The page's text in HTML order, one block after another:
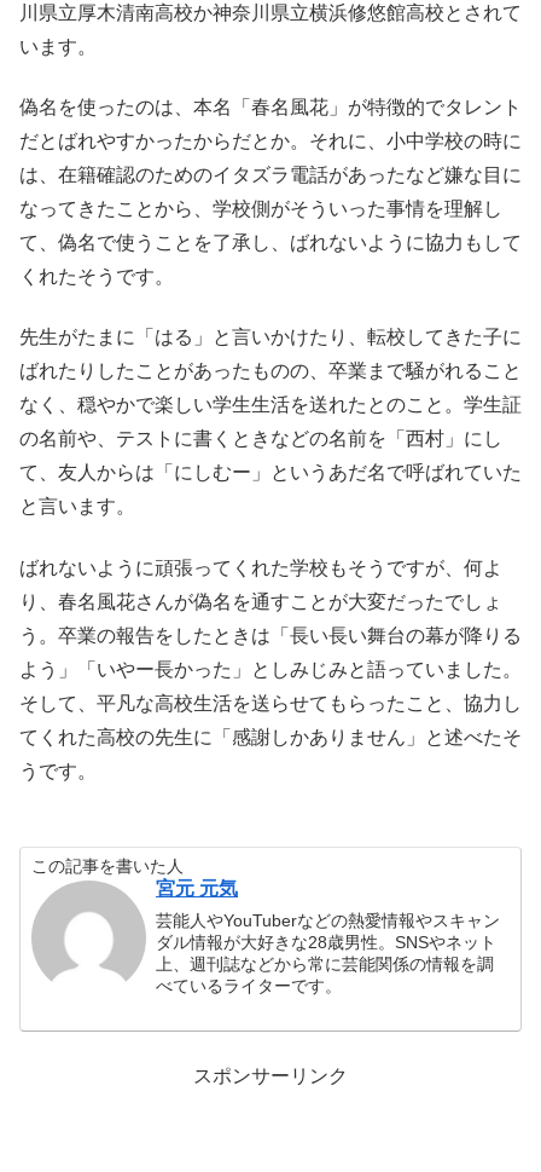
川県立厚木清南高校か神奈川県立横浜修悠館高校とされて
います。
偽名を使ったのは、本名「春名風花」が特徴的でタレント
だとばれやすかったからだとか。それに、小中学校の時に
は、在籍確認のためのイタズラ電話があったなど嫌な目に
なってきたことから、学校側がそういった事情を理解し
て、偽名で使うことを了承し、ばれないように協力もして
くれたそうです。
先生がたまに「はる」と言いかけたり、転校してきた子に
ばれたりしたことがあったものの、卒業まで騒がれること
なく、穏やかで楽しい学生生活を送れたとのこと。学生証
の名前や、テストに書くときなどの名前を「西村」にし
て、友人からは「にしむー」というあだ名で呼ばれていた
と言います。
ばれないように頑張ってくれた学校もそうですが、何よ
り、春名風花さんが偽名を通すことが大変だったでしょ
う。卒業の報告をしたときは「長い長い舞台の幕が降りる
よう」「いやー長かった」としみじみと語っていました。
そして、平凡な高校生活を送らせてもらったこと、協力し
てくれた高校の先生に「感謝しかありません」と述べたそ
うです。
この記事を書いた人
宮元 元気
芸能人やYouTuberなどの熱愛情報やスキャン
ダル情報が大好きな28歳男性。SNSやネット
上、週刊誌などから常に芸能関係の情報を調
べているライターです。
スポンサーリンク